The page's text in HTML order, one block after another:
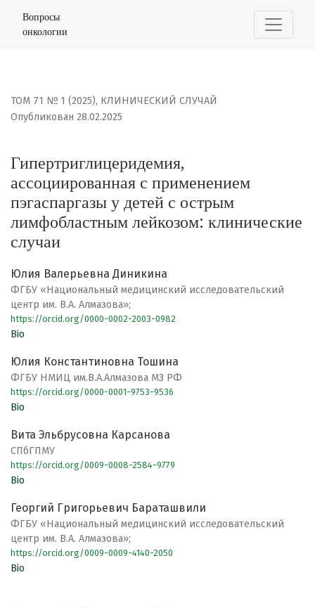
Гипертриглицеридемия, ассоциированная с
Вопросы
онкологии
ТОМ 71 № 1 (2025), КЛИНИЧЕСКИЙ СЛУЧАЙ
Гипертриглицеридемия,
ассоциированная с применением
пэгаспаргазы у детей с острым
лимфобластным лейкозом: клинические
случаи
Опубликован 28.02.2025
Юлия Валерьевна Диникина
ФГБУ «Национальный медицинский исследовательский
центр им. В.А. Алмазова»;
https://orcid.org/0000-0002-2003-0982
Bio
Юлия Константиновна Тошина
ФГБУ НМИЦ им.В.А.Алмазова МЗ РФ
https://orcid.org/0000-0001-9753-9536
Bio
Вита Эльбрусовна Карсанова
СПбГПМУ
https://orcid.org/0009-0008-2584-9779
Bio
Георгий Григорьевич Бараташвили
ФГБУ «Национальный медицинский исследовательский
центр им. В.А. Алмазова»;
https://orcid.org/0009-0009-4140-2050
Bio